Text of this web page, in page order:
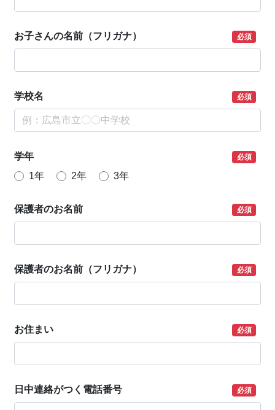
お子さんの名前（フリガナ） 必須
学校名 必須
学年 必須
1年 2年 3年
保護者のお名前 必須
保護者のお名前（フリガナ） 必須
お住まい 必須
日中連絡がつく電話番号 必須